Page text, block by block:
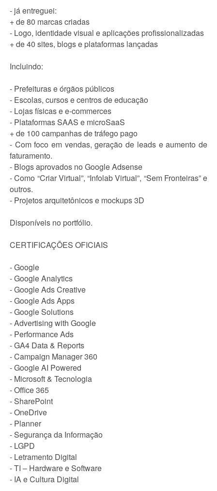
- já entreguei:
+ de 80 marcas criadas
- Logo, identidade visual e aplicações profissionalizadas
+ de 40 sites, blogs e plataformas lançadas
Incluindo:
- Prefeituras e órgãos públicos
- Escolas, cursos e centros de educação
- Lojas físicas e e-commerces
- Plataformas SAAS e microSaaS
+ de 100 campanhas de tráfego pago
- Com foco em vendas, geração de leads e aumento de
faturamento.
- Blogs aprovados no Google Adsense
- Como “Criar Virtual”, “Infolab Virtual”, “Sem Fronteiras” e
outros.
- Projetos arquitetônicos e mockups 3D
Disponíveis no portfólio.
CERTIFICAÇÕES OFICIAIS
- Google
- Google Analytics
- Google Ads Creative
- Google Ads Apps
- Google Solutions
- Advertising with Google
- Performance Ads
- GA4 Data & Reports
- Campaign Manager 360
- Google AI Powered
- Microsoft & Tecnologia
- Office 365
- SharePoint
- OneDrive
- Planner
- Segurança da Informação
- LGPD
- Letramento Digital
- TI – Hardware e Software
- IA e Cultura Digital